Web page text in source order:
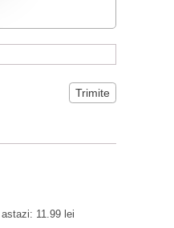
11.99 lei